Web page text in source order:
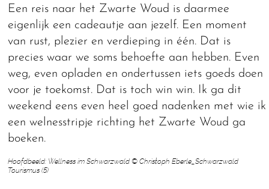
Een reis naar het Zwarte Woud is daarmee
eigenlijk een cadeautje aan jezelf. Een moment
van rust, plezier en verdieping in één. Dat is
precies waar we soms behoefte aan hebben. Even
weg, even opladen en ondertussen iets goeds doen
voor je toekomst. Dat is toch win win. Ik ga dit
weekend eens even heel goed nadenken met wie ik
een welnesstripje richting het Zwarte Woud ga
boeken.
Hoofdbeeld: Wellness im Schwarzwald © Christoph Eberle_Schwarzwald
Tourismus (5)